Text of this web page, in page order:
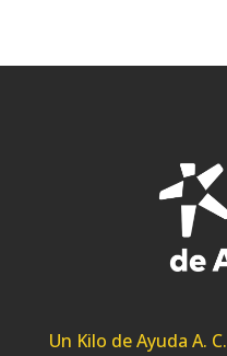
Un Kilo de Ayuda A. C.